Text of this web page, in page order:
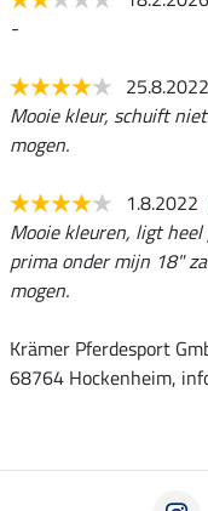
-
25.8.2022
Mooie kleur, schuift
mogen.
1.8.2022
Mooie kleuren, ligt
prima onder mijn 18"
mogen.
Krämer Pferdesport
68764 Hockenheim,